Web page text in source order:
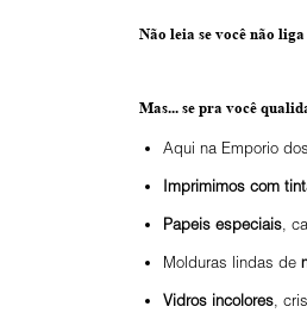
Não leia se você não
Mas... se pra você
Aqui na Emporio
Imprimimos com
Papeis especiais,
Molduras lindas de
Vidros incolores,